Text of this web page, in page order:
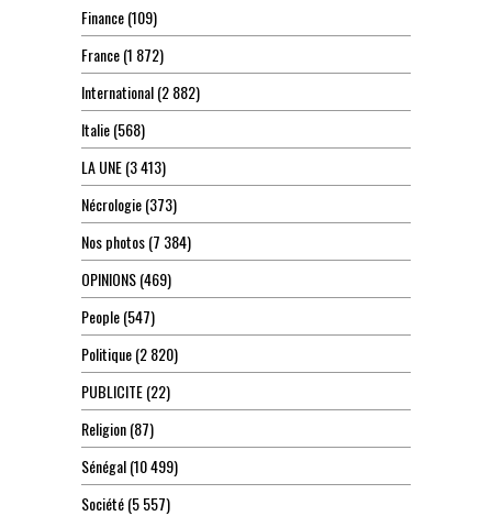
Finance(109)
France(1 872)
International(2 882)
Italie(568)
LA UNE(3 413)
Nécrologie(373)
Nos photos(7 384)
OPINIONS(469)
People(547)
Politique(2 820)
PUBLICITE(22)
Religion(87)
Sénégal(10 499)
Société(5 557)